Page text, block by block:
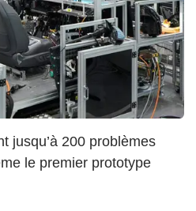
jusqu’à 200 problèmes
le premier prototype